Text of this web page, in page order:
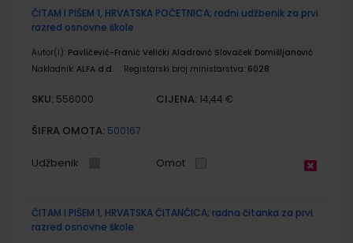
proizvodi
ČITAM I PIŠEM 1, HRVATSKA POČETNICA; radni udžbenik za prvi
razred osnovne škole
Autor(i): Pavličević-Franić Velički Aladrović Slovaček Domišljanović
Nakladnik: ALFA d.d. Registarski broj ministarstva: 6028
SKU: 556000 CIJENA: 14,44 €
ŠIFRA OMOTA: 500167
Udžbenik Omot
ČITAM I PIŠEM 1, HRVATSKA ČITANČICA; radna čitanka za prvi
razred osnovne škole